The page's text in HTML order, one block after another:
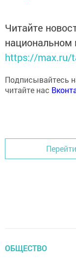
Читайте
https://max.ru/
Подписывайтесь
читайте нас
ОБЩЕСТВО